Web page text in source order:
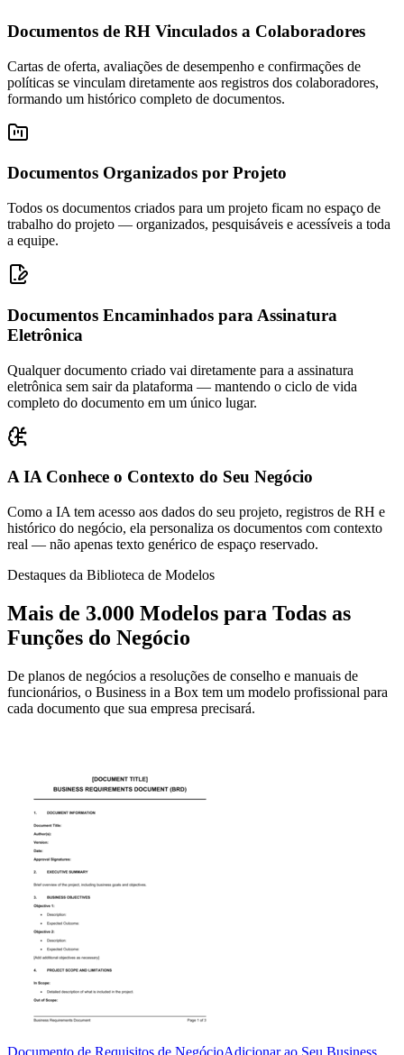
Documentos de RH Vinculados a Colaboradores
Cartas de oferta, avaliações de desempenho e confirmações de
políticas se vinculam diretamente aos registros dos colaboradores,
formando um histórico completo de documentos.
Documentos Organizados por Projeto
Todos os documentos criados para um projeto ficam no espaço de
trabalho do projeto — organizados, pesquisáveis e acessíveis a toda
a equipe.
Documentos Encaminhados para Assinatura
Eletrônica
Qualquer documento criado vai diretamente para a assinatura
eletrônica sem sair da plataforma — mantendo o ciclo de vida
completo do documento em um único lugar.
A IA Conhece o Contexto do Seu Negócio
Como a IA tem acesso aos dados do seu projeto, registros de RH e
histórico do negócio, ela personaliza os documentos com contexto
real — não apenas texto genérico de espaço reservado.
Destaques da Biblioteca de Modelos
Mais de 3.000 Modelos para Todas as
Funções do Negócio
De planos de negócios a resoluções de conselho e manuais de
funcionários, o Business in a Box tem um modelo profissional para
cada documento que sua empresa precisará.
Documento de Requisitos de NegócioAdicionar ao Seu Business